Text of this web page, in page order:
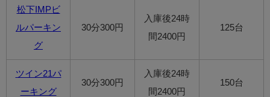
松下IMPビ
ルパーキン
グ
30分300円
入庫後24時
間2400円
125台
ツイン21パ
ーキング
30分300円
入庫後24時
間2400円
150台